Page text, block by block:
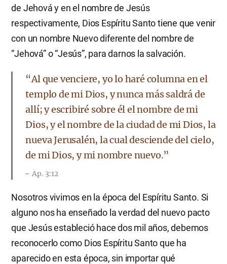
de Jehová y en el nombre de Jesús
respectivamente, Dios Espíritu Santo tiene que venir
con un nombre Nuevo diferente del nombre de
“Jehová” o “Jesús”, para darnos la salvación.
​“Al que venciere, yo lo haré columna en el
templo de mi Dios, y nunca más saldrá de
allí; y escribiré sobre él el nombre de mi
Dios, y el nombre de la ciudad de mi Dios, la
nueva Jerusalén, la cual desciende del cielo,
de mi Dios, y mi nombre nuevo.”
Ap. 3:12
Nosotros vivimos en la época del Espíritu Santo. Si
alguno nos ha enseñado la verdad del nuevo pacto
que Jesús estableció hace dos mil años, debemos
reconocerlo como Dios Espíritu Santo que ha
aparecido en esta época, sin importar qué